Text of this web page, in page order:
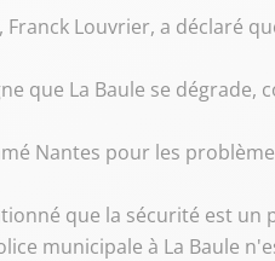
Franck Louvrier, a déclaré
que La Baule se
Nantes pour les
que la sécurité est
municipale à La Baule